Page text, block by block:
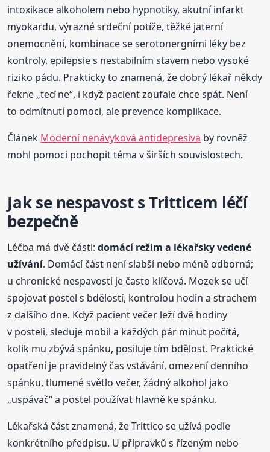
intoxikace alkoholem nebo hypnotiky, akutní infarkt
myokardu, výrazné srdeční potíže, těžké jaterní
onemocnění, kombinace se serotonergními léky bez
kontroly, epilepsie s nestabilním stavem nebo vysoké
riziko pádu. Prakticky to znamená, že dobrý lékař někdy
řekne „teď ne“, i když pacient zoufale chce spát. Není
to odmítnutí pomoci, ale prevence komplikace.
Článek Moderní nenávyková antidepresiva by rovněž
mohl pomoci pochopit téma v širších souvislostech.
Jak se nespavost s Tritticem léčí
bezpečně
Léčba má dvě části:domácí režim a lékařsky vedené
užívání. Domácí část není slabší nebo méně odborná;
u chronické nespavosti je často klíčová. Mozek se učí
spojovat postel s bdělostí, kontrolou hodin a strachem
z dalšího dne. Když pacient večer leží dvě hodiny
v posteli, sleduje mobil a každých pár minut počítá,
kolik mu zbývá spánku, posiluje tím bdělost. Praktické
opatření je pravidelný čas vstávání, omezení denního
spánku, tlumené světlo večer, žádný alkohol jako
„uspávač“ a postel používat hlavně ke spánku.
Lékařská část znamená, že Trittico se užívá podle
konkrétního předpisu. U přípravků s řízeným nebo